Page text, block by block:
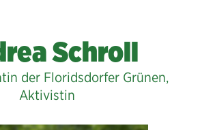
Schroll
der Floridsdorfer Grünen,
Aktivistin